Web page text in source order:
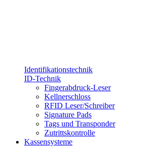
Identifikationstechnik
ID-Technik
Fingerabdruck-Leser
Kellnerschloss
RFID Leser/Schreiber
Signature Pads
Tags und Transponder
Zutrittskontrolle
Kassensysteme